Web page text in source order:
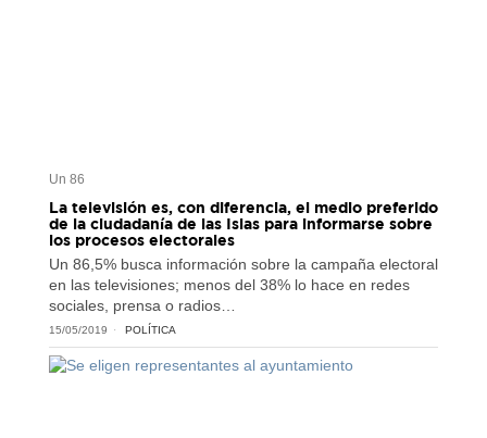
Un 86
La televisión es, con diferencia, el medio preferido
de la ciudadanía de las Islas para informarse sobre
los procesos electorales
Un 86,5% busca información sobre la campaña electoral
en las televisiones; menos del 38% lo hace en redes
sociales, prensa o radios…
15/05/2019 POLÍTICA